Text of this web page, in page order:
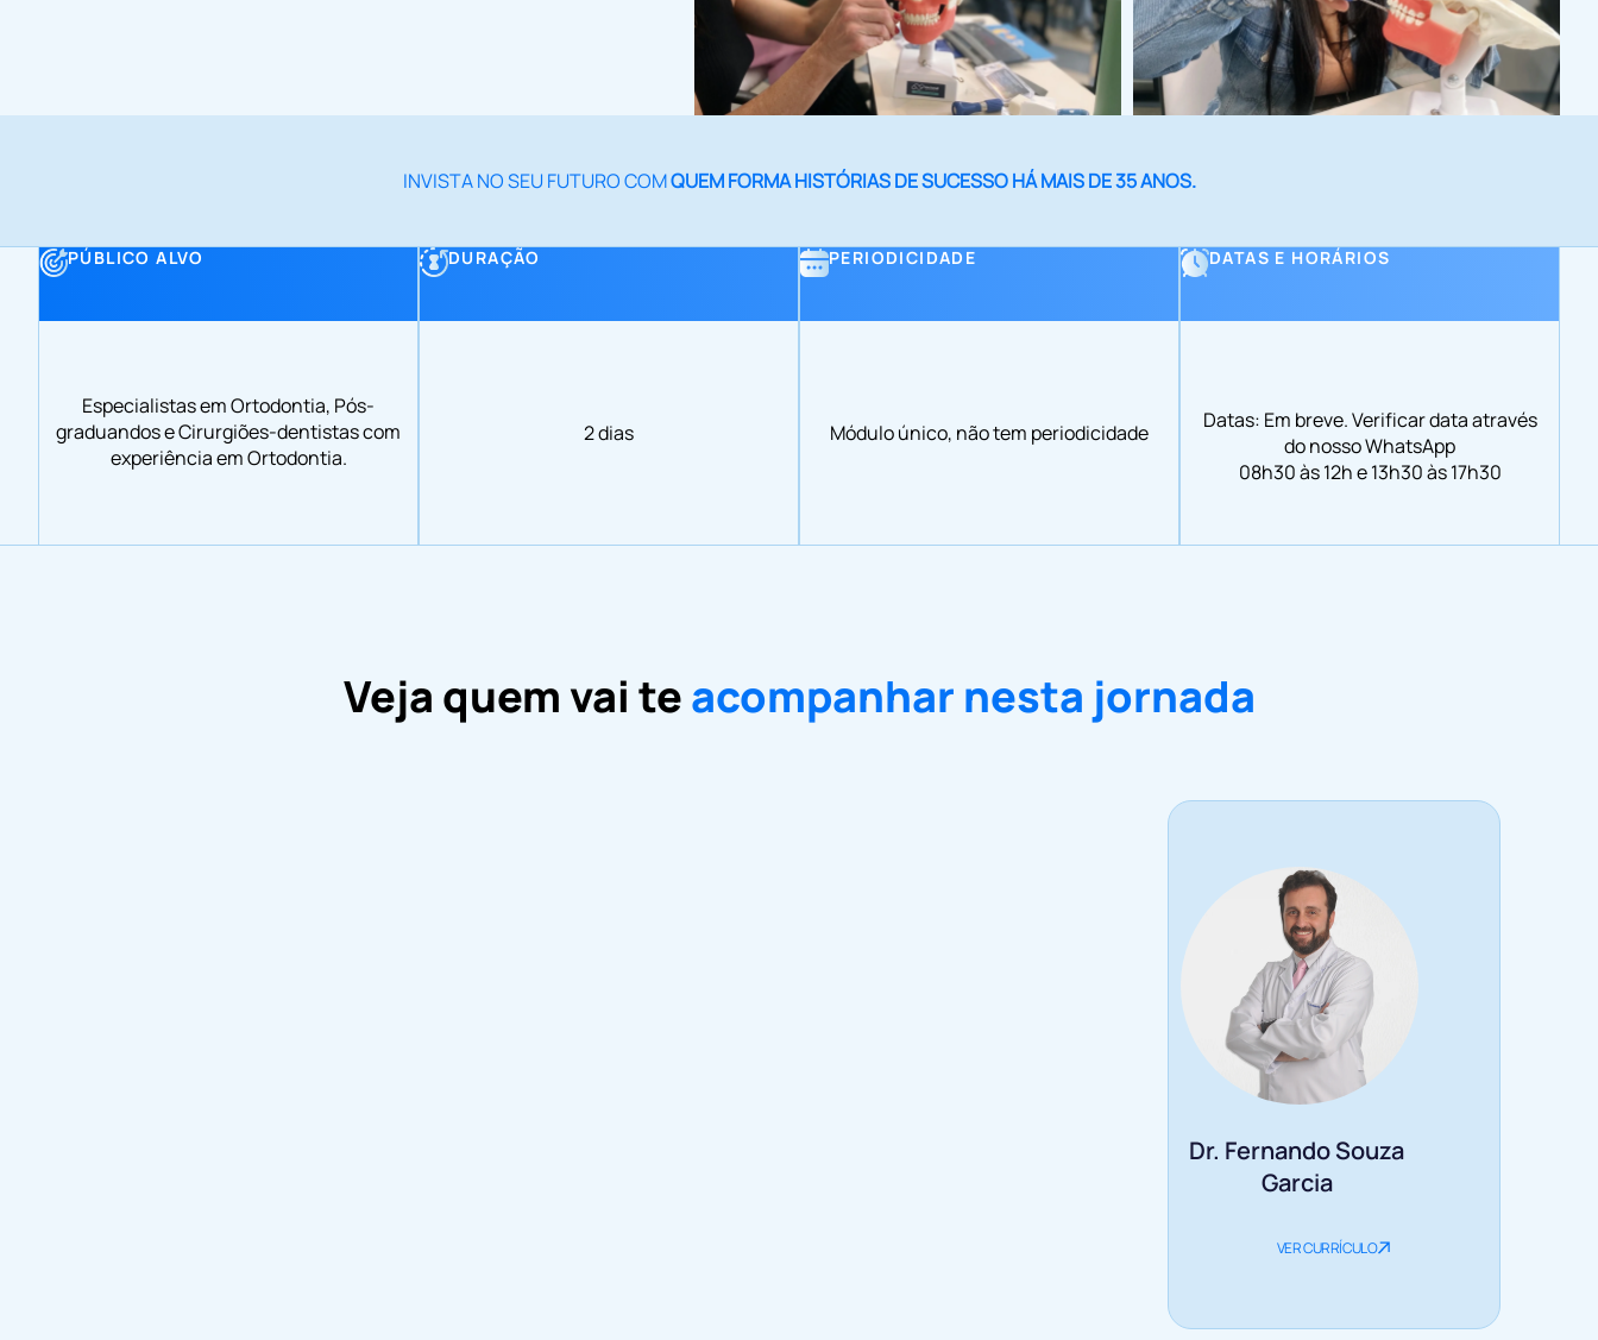
INVISTA NO SEU FUTURO COMQUEM FORMA HISTÓRIAS DE SUCESSO HÁ MAIS DE 35 ANOS.
PÚBLICO ALVO
Especialistas em Ortodontia, Pós-
graduandos e Cirurgiões-dentistas com
experiência em Ortodontia.
DURAÇÃO
2 dias
PERIODICIDADE
Módulo único, não tem periodicidade
DATAS E HORÁRIOS
Datas: Em breve. Verificar data através
do nosso WhatsApp
08h30 às 12h e 13h30 às 17h30
Veja quem vai teacompanhar nesta jornada
Dr. Fernando Souza
Garcia
VER CURRÍCULO